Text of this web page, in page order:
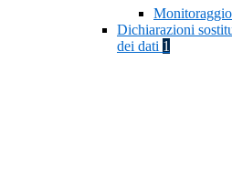
Dichiarazioni
dei dati 1